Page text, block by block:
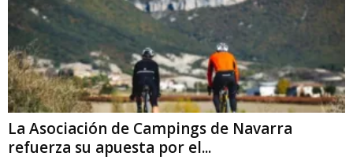
La Asociación de Campings de Navarra
refuerza su apuesta por el...